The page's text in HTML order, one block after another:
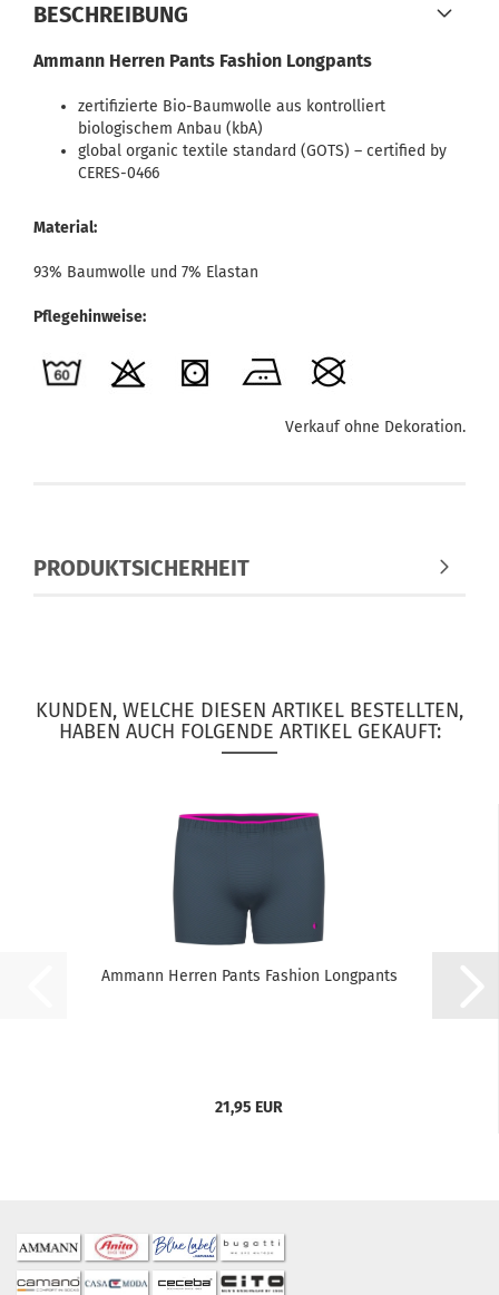
BESCHREIBUNG
Ammann Herren Pants Fashion Longpants
zertifizierte Bio-Baumwolle aus kontrolliert
biologischem Anbau (kbA)
global organic textile standard (GOTS) – certified by
CERES-0466
Material:
93% Baumwolle und 7% Elastan
Pflegehinweise:
Verkauf ohne Dekoration.
PRODUKTSICHERHEIT
KUNDEN, WELCHE DIESEN ARTIKEL BESTELLTEN,
HABEN AUCH FOLGENDE ARTIKEL GEKAUFT:
Ammann Herren Pants Fashion Longpants
21,95 EUR